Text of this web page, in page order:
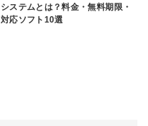
システムとは？料金・無料期限・
対応ソフト10選